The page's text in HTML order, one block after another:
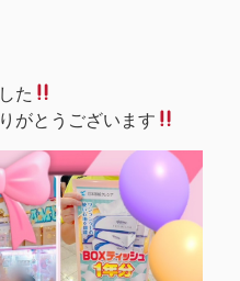
た
がとうございます